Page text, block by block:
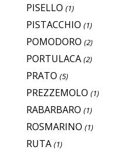
PISELLO (1)
PISTACCHIO (1)
POMODORO (2)
PORTULACA (2)
PRATO (5)
PREZZEMOLO (1)
RABARBARO (1)
ROSMARINO (1)
RUTA (1)